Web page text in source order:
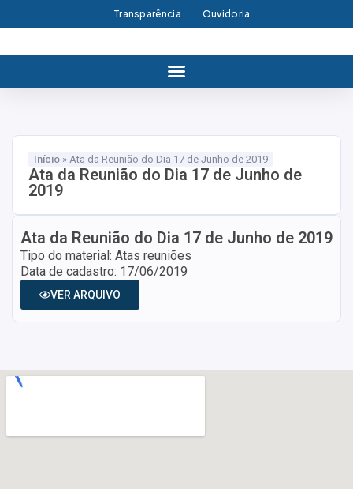
Transparência Ouvidoria
Início » Ata da Reunião do Dia 17 de Junho de 2019
Ata da Reunião do Dia 17 de Junho de
2019
Ata da Reunião do Dia 17 de Junho de 2019
Tipo do material: Atas reuniões
Data de cadastro: 17/06/2019
VER ARQUIVO